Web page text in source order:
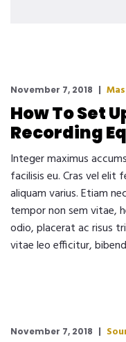
November 7, 2018
How To Set
Recording
Integer maximus
facilisis eu. Cras vel elit
aliquam varius. Etiam
tempor non sem vitae,
odio, placerat ac risus
vitae leo efficitur,
November 7, 2018